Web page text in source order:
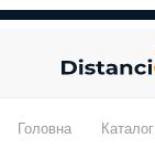
Головна Каталог